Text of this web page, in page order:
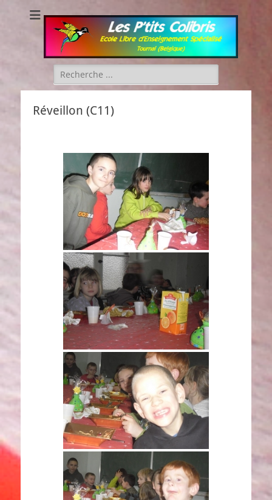
Les P'tits Colibris
Rechercher :
Réveillon (C11)